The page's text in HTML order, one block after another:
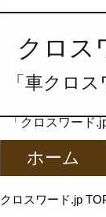
クロス
「車クロ
「クロスワード
ホーム
クロスワード.jp